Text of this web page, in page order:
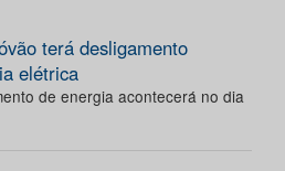
terá desligamento
elétrica
de energia acontecerá no dia